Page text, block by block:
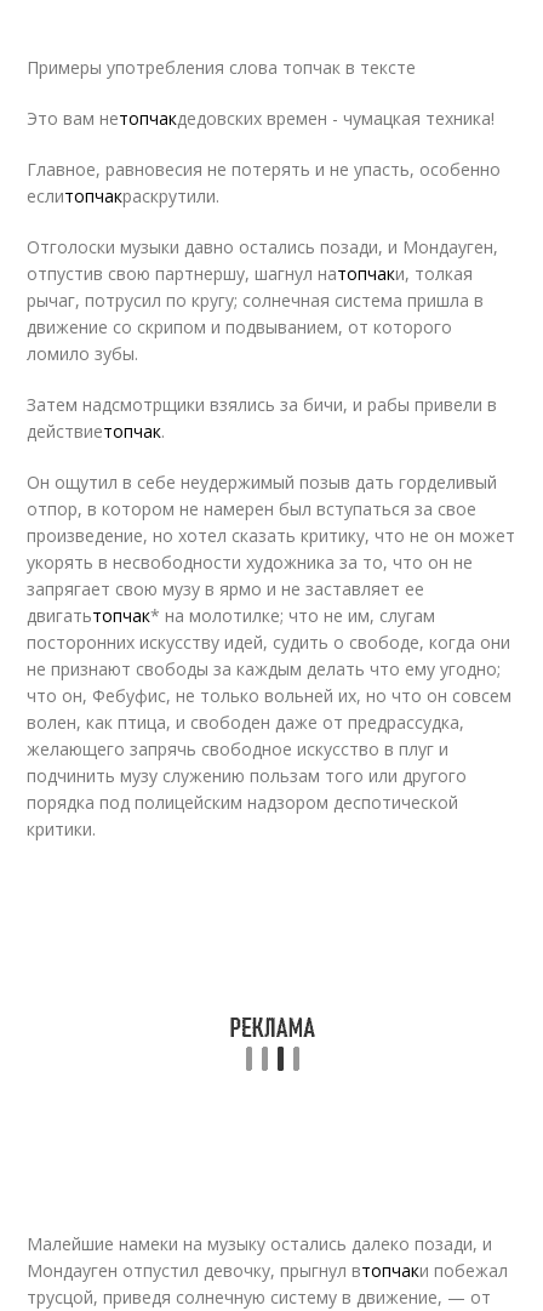
Примеры употребления слова топчак в тексте
Это вам нетопчакдедовских времен - чумацкая техника!
Главное, равновесия не потерять и не упасть, особенно
еслитопчакраскрутили.
Отголоски музыки давно остались позади, и Мондауген,
отпустив свою партнершу, шагнул натопчаки, толкая
рычаг, потрусил по кругу; солнечная система пришла в
движение со скрипом и подвыванием, от которого
ломило зубы.
Затем надсмотрщики взялись за бичи, и рабы привели в
действиетопчак.
Он ощутил в себе неудержимый позыв дать горделивый
отпор, в котором не намерен был вступаться за свое
произведение, но хотел сказать критику, что не он может
укорять в несвободности художника за то, что он не
запрягает свою музу в ярмо и не заставляет ее
двигатьтопчак* на молотилке; что не им, слугам
посторонних искусству идей, судить о свободе, когда они
не признают свободы за каждым делать что ему угодно;
что он, Фебуфис, не только вольней их, но что он совсем
волен, как птица, и свободен даже от предрассудка,
желающего запрячь свободное искусство в плуг и
подчинить музу служению пользам того или другого
порядка под полицейским надзором деспотической
критики.
Малейшие намеки на музыку остались далеко позади, и
Мондауген отпустил девочку, прыгнул втопчаки побежал
трусцой, приведя солнечную систему в движение, — от